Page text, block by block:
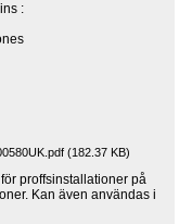
:
(182.37 KB)
proffsinstallationer på
Kan även användas i